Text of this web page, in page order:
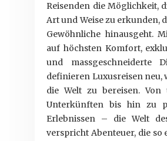
Reisenden die Möglichkeit,
Art und Weise zu erkunden,
Gewöhnliche hinausgeht.
auf höchsten Komfort,
und massgeschneiderte
definieren Luxusreisen neu,
die Welt zu bereisen. Von
Unterkünften bis hin zu
Erlebnissen – die Welt
verspricht Abenteuer, die